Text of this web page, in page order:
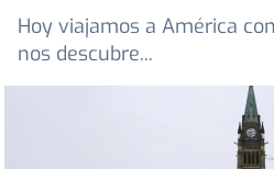
Hoy viajamos a América
nos descubre...